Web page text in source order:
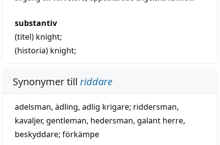
substantiv
(titel) knight;
(historia) knight;
Synonymer till riddare
adelsman, ädling, adlig krigare; riddersman,
kavaljer, gentleman, hedersman, galant herre,
beskyddare; förkämpe